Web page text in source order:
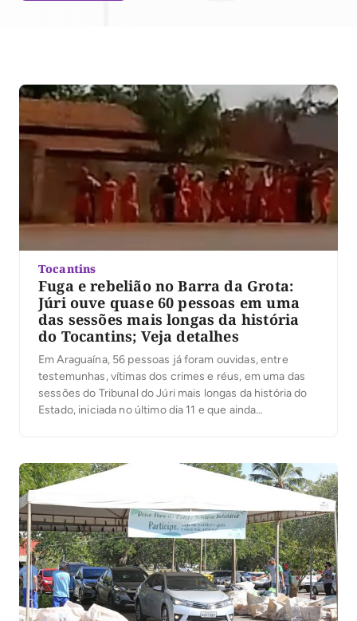
Tocantins
Fuga e rebelião no Barra da Grota:
Júri ouve quase 60 pessoas em uma
das sessões mais longas da história
do Tocantins; Veja detalhes
Em Araguaína, 56 pessoas já foram ouvidas, entre
testemunhas, vítimas dos crimes e réus, em uma das
sessões do Tribunal do Júri mais longas da história do
Estado, iniciada no último dia 11 e que ainda
Barra da […]